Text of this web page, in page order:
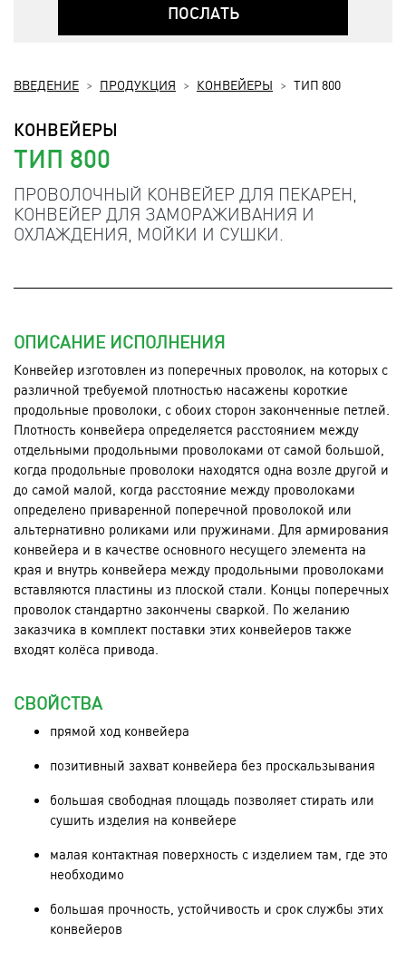
ВВЕДЕНИЕ ПРОДУКЦИЯ КОНВЕЙЕРЫ ТИП 800
КОНВЕЙЕРЫ
ТИП 800
ПРОВОЛОЧНЫЙ КОНВЕЙЕР ДЛЯ ПЕКАРЕН,
КОНВЕЙЕР ДЛЯ ЗАМОРАЖИВАНИЯ И
ОХЛАЖДЕНИЯ, МОЙКИ И СУШКИ.
ОПИСАНИЕ ИСПОЛНЕНИЯ
Конвейер изготовлен из поперечных проволок, на которых с
различной требуемой плотностью насажены короткие
продольные проволоки, с обоих сторон законченные петлей.
Плотность конвейера определяется расстоянием между
отдельными продольными проволоками от самой большой,
когда продольные проволоки находятся одна возле другой и
до самой малой, когда расстояние между проволоками
определено приваренной поперечной проволокой или
альтернативно роликами или пружинами. Для армирования
конвейера и в качестве основного несущего элемента на
края и внутрь конвейера между продольными проволоками
вставляются пластины из плоской стали. Концы поперечных
проволок стандартно закончены сваркой. По желанию
заказчика в комплект поставки этих конвейеров также
входят колёса привода.
СВОЙСТВА
прямой ход конвейера
позитивный захват конвейера без проскальзывания
большая свободная площадь позволяет стирать или
сушить изделия на конвейере
малая контактная поверхность с изделием там, где это
необходимо
большая прочность, устойчивость и срок службы этих
конвейеров
ПОСЛАТЬ